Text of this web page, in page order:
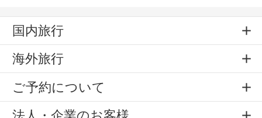
国内旅行
海外旅行
ご予約について